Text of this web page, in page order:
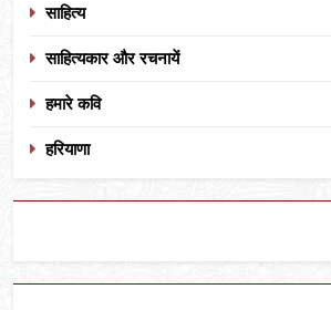
साहित्य
साहित्यकार और रचनायें
हमारे कवि
हरियाणा